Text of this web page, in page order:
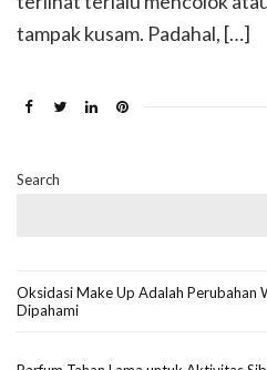
tampak kusam. Padahal, […]
Search
Oksidasi Make Up Adalah Perubahan
Dipahami